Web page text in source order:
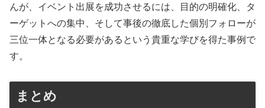
んが、イベント出展を成功させるには、目的の明確化、タ
ーゲットへの集中、そして事後の徹底した個別フォローが
三位一体となる必要があるという貴重な学びを得た事例で
す。
まとめ